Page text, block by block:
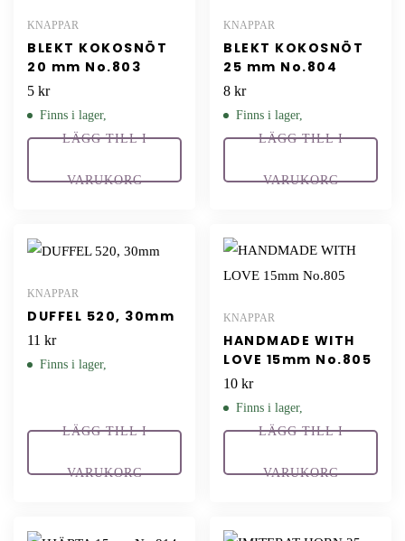
KNAPPAR
BLEKT KOKOSNÖT
20 mm No.803
5 kr
Finns i lager,
LÄGG TILL I
VARUKORG
KNAPPAR
BLEKT KOKOSNÖT
25 mm No.804
8 kr
Finns i lager,
LÄGG TILL I
VARUKORG
KNAPPAR
DUFFEL 520, 30mm
11 kr
Finns i lager,
LÄGG TILL I
VARUKORG
KNAPPAR
HANDMADE WITH
LOVE 15mm No.805
10 kr
Finns i lager,
LÄGG TILL I
VARUKORG